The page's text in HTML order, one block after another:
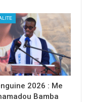
2026 : Me
Bamba